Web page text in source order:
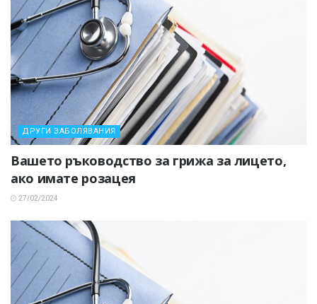
ДРУГИ ЗАБОЛЯВАНИЯ
Вашето ръководство за грижа за лицето,
ако имате розацея
27/02/2024